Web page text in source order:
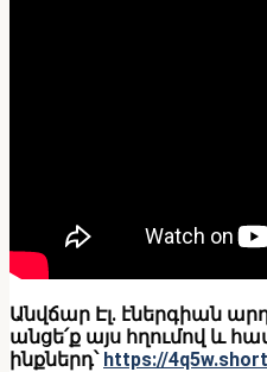
Անվճար Էլ. էներգիան
անցե՛ք այս հղումով և
ինքներդ՝ https://